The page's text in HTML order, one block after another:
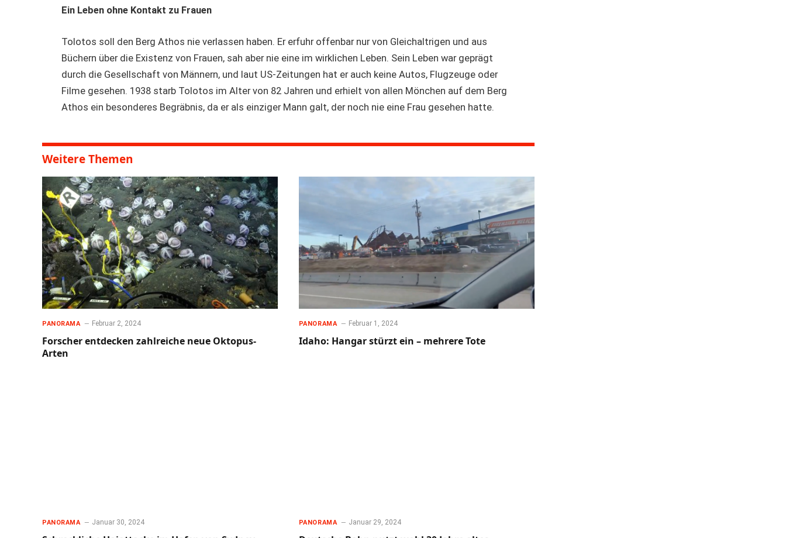
Ein Leben ohne Kontakt zu Frauen
Tolotos soll den Berg Athos nie verlassen haben. Er erfuhr offenbar nur von Gleichaltrigen und aus
Büchern über die Existenz von Frauen, sah aber nie eine im wirklichen Leben. Sein Leben war geprägt
durch die Gesellschaft von Männern, und laut US-Zeitungen hat er auch keine Autos, Flugzeuge oder
Filme gesehen. 1938 starb Tolotos im Alter von 82 Jahren und erhielt von allen Mönchen auf dem Berg
Athos ein besonderes Begräbnis, da er als einziger Mann galt, der noch nie eine Frau gesehen hatte.
Weitere Themen
PANORAMA Februar 2, 2024
Forscher entdecken zahlreiche neue Oktopus-
Arten
PANORAMA Februar 1, 2024
Idaho: Hangar stürzt ein – mehrere Tote
PANORAMA Januar 30, 2024 PANORAMA Januar 29, 2024